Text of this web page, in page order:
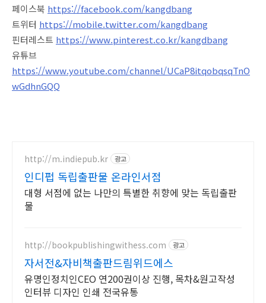
페이스북 https://facebook.com/kangdbang
트위터 https://mobile.twitter.com/kangdbang
핀터레스트 https://www.pinterest.co.kr/kangdbang
유튜브
https://www.youtube.com/channel/UCaP8itqobqsqTnO
wGdhnGQQ
http://m.indiepub.kr 광고
인디펍 독립출판물 온라인서점
대형 서점에 없는 나만의 특별한 취향에 맞는 독립출판
물
http://bookpublishingwithess.com 광고
자서전&자비책출판드림위드에스
유명인정치인CEO 연200권이상 진행, 목차&원고작성
인터뷰 디자인 인쇄 전국유통